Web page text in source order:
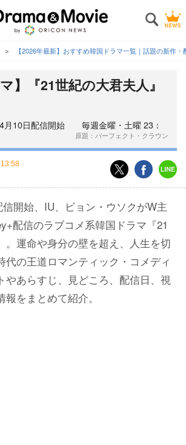
【2026年最新】おすすめ韓国ドラマ一覧｜話題の新作
】『21世紀の大君夫人』
10日配信開始 毎週金曜・土曜 23：
原題：パーフェクト・クラウン
開始、IU、ビョン・ウソクがW主
配信のラブコメ系韓国ドラマ『21
。運命や身分の壁を超え、人生を切
代の王道ロマンティック・コメディ
やあらすじ、見どころ、配信日、視
をまとめて紹介。